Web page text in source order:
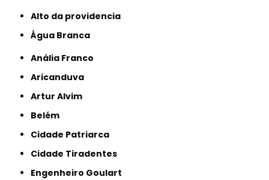
alto da providencia
Água Branca
Anália Franco
Aricanduva
Artur Alvim
Belém
Cidade Patriarca
Cidade Tiradentes
Engenheiro Goulart